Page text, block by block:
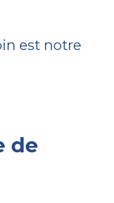
est notre
de